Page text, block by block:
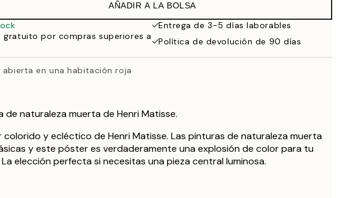
AÑADIR A LA BOLSA
Entrega de 3-5 días laborables
gratuito por compras superiores a
Política de devolución de 90 días
abierta en una habitación roja
de naturaleza muerta de Henri Matisse.
colorido y ecléctico de Henri Matisse. Las pinturas de naturaleza muerta
y este póster es verdaderamente una explosión de color para tu
La elección perfecta si necesitas una pieza central luminosa.